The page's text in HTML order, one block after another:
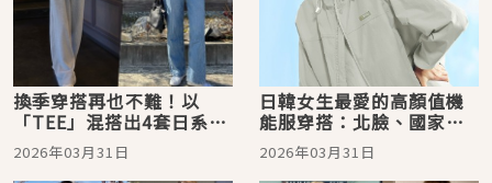
換季穿搭再也不難！以
「TEE」混搭出4套日系街
頭印象
2026年03月31日
日韓女生最愛的高顏值機
能服穿搭：北臉、國家地
理服飾通通上榜，讓你的
夏日能降溫外，更兼具輕
2026年03月31日